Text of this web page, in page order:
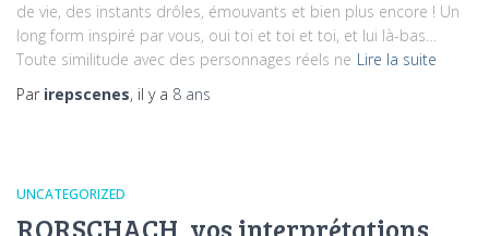
de vie, des instants drôles, émouvants et bien plus encore ! Un
long form inspiré par vous, oui toi et toi et toi, et lui là-bas…
Toute similitude avec des personnages réels ne Lire la suite
Par irepscenes, il y a 8 ans
UNCATEGORIZED